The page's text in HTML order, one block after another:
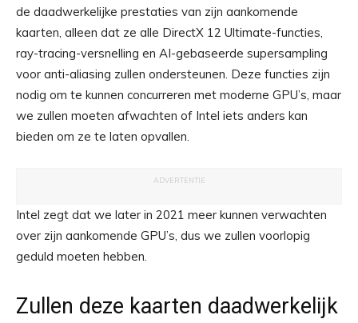
de daadwerkelijke prestaties van zijn aankomende
kaarten, alleen dat ze alle DirectX 12 Ultimate-functies,
ray-tracing-versnelling en AI-gebaseerde supersampling
voor anti-aliasing zullen ondersteunen. Deze functies zijn
nodig om te kunnen concurreren met moderne GPU’s, maar
we zullen moeten afwachten of Intel iets anders kan
bieden om ze te laten opvallen.
ADVERTENTIE
Intel zegt dat we later in 2021 meer kunnen verwachten
over zijn aankomende GPU’s, dus we zullen voorlopig
geduld moeten hebben.
Zullen deze kaarten daadwerkelijk